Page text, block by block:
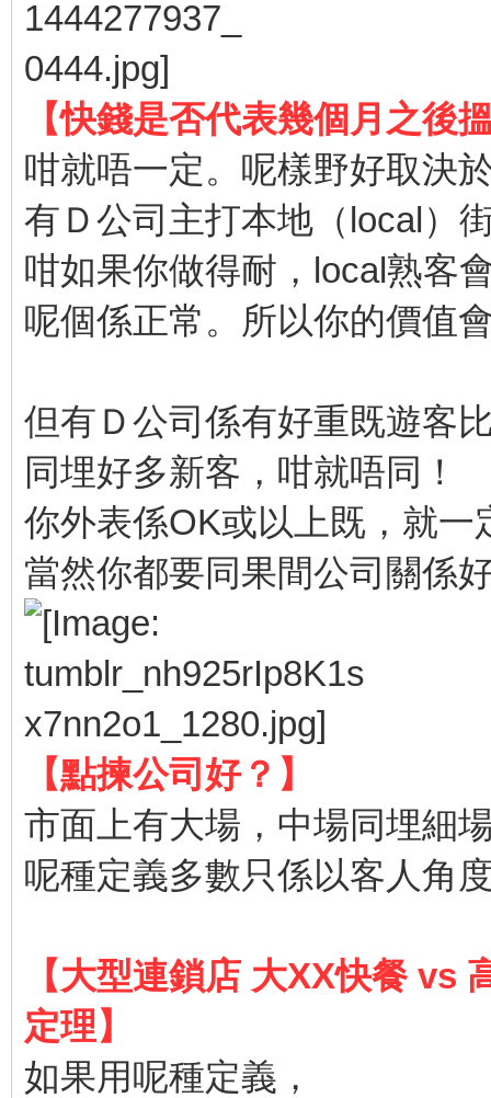
【快錢是否代表幾個月之後
咁就唔一定。呢樣野好取決
有Ｄ公司主打本地（local）
咁如果你做得耐，local熟客
呢個係正常。所以你的價值
但有Ｄ公司係有好重既遊客
同埋好多新客，咁就唔同！
你外表係OK或以上既，就一
當然你都要同果間公司關係
【點揀公司好？】
市面上有大場，中場同埋細
呢種定義多數只係以客人角
【大型連鎖店 大XX快餐 vs
定理】
如果用呢種定義，